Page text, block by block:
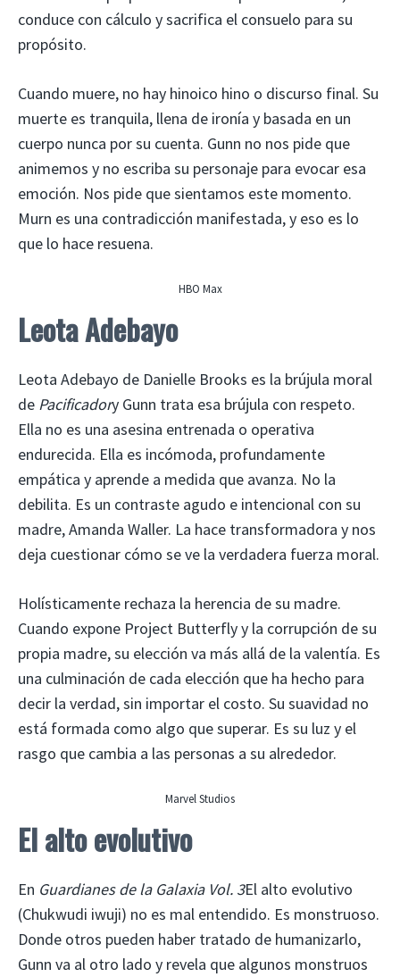
conduce con cálculo y sacrifica el consuelo para su
propósito.
Cuando muere, no hay hinoico hino o discurso final. Su
muerte es tranquila, llena de ironía y basada en un
cuerpo nunca por su cuenta. Gunn no nos pide que
animemos y no escriba su personaje para evocar esa
emoción. Nos pide que sientamos este momento.
Murn es una contradicción manifestada, y eso es lo
que lo hace resuena.
HBO Max
Leota Adebayo
Leota Adebayo de Danielle Brooks es la brújula moral
de Pacificadory Gunn trata esa brújula con respeto.
Ella no es una asesina entrenada o operativa
endurecida. Ella es incómoda, profundamente
empática y aprende a medida que avanza. No la
debilita. Es un contraste agudo e intencional con su
madre, Amanda Waller. La hace transformadora y nos
deja cuestionar cómo se ve la verdadera fuerza moral.
Holísticamente rechaza la herencia de su madre.
Cuando expone Project Butterfly y la corrupción de su
propia madre, su elección va más allá de la valentía. Es
una culminación de cada elección que ha hecho para
decir la verdad, sin importar el costo. Su suavidad no
está formada como algo que superar. Es su luz y el
rasgo que cambia a las personas a su alrededor.
Marvel Studios
El alto evolutivo
En Guardianes de la Galaxia Vol. 3El alto evolutivo
(Chukwudi iwuji) no es mal entendido. Es monstruoso.
Donde otros pueden haber tratado de humanizarlo,
Gunn va al otro lado y revela que algunos monstruos